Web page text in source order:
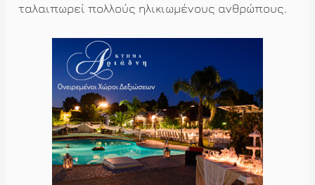
ταλαιπωρεί πολλούς ηλικιωμένους ανθρώπους.